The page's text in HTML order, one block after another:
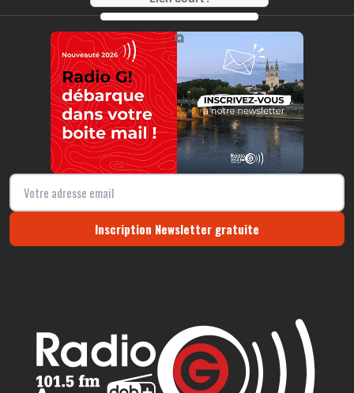
https://radio-g.fr?8855
⧉
Inscription Newsletter gratuite